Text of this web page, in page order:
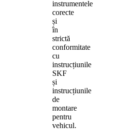
instrumentele
corecte
și
în
strictă
conformitate
cu
instrucțiunile
SKF
și
instrucțiunile
de
montare
pentru
vehicul.